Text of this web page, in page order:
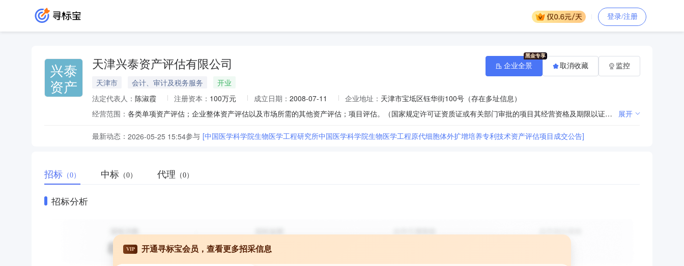
登录/注册
兴泰
资产
天津兴泰资产评估有限公司
天津市 会计、审计及税务服务
开业
法定代表人： 陈淑霞 注册资本： 100万元 成立日期： 2008-07-11 企业地址： 天津市宝坻区钰华街100号（存在多址信息）
经营范围：
各类单项资产评估；企业整体资产评估以及市场所需的其他资产评估；项目评估。（国家规定许可证资质证或有关部门审批的项目其经营资格及期限以证或审批为准） 展开
最新动态： 2026-05-25 15:54参与 [中国医学科学院生物医学工程研究所中国医学科学院生物医学工程原代细胞体外扩增培养专利技术资产评估项目成交公告]
企业全景 取消收藏 监控
招标 （0） 中标 （0） 代理 （0）
招标分析
VIP 开通寻标宝会员，查看更多招采信息